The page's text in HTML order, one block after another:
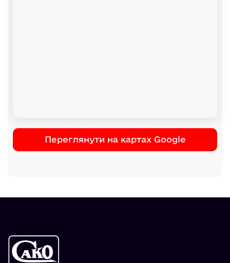
Переглянути на картах Google